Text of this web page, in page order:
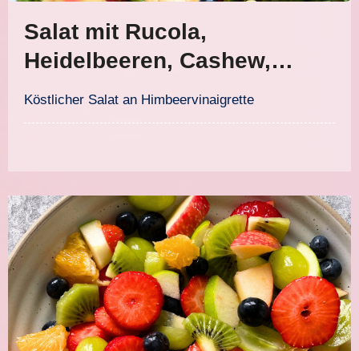
Salat mit Rucola,
Heidelbeeren, Cashew,
Gurken und
Himbeerdressing
Köstlicher Salat an Himbeervinaigrette